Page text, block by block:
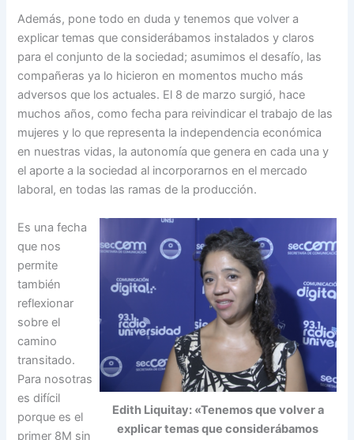
Además, pone todo en duda y tenemos que volver a
explicar temas que considerábamos instalados y claros
para el conjunto de la sociedad; asumimos el desafío, las
compañeras ya lo hicieron en momentos mucho más
adversos que los actuales. El 8 de marzo surgió, hace
muchos años, como fecha para reivindicar el trabajo de las
mujeres y lo que representa la independencia económica
en nuestras vidas, la autonomía que genera en cada una y
el aporte a la sociedad al incorporarnos en el mercado
laboral, en todas las ramas de la producción.
Edith Liquitay: «Tenemos que volver a
explicar temas que considerábamos
Es una fecha
que nos
permite
también
reflexionar
sobre el
camino
transitado.
Para nosotras
es difícil
porque es el
primer 8M sin